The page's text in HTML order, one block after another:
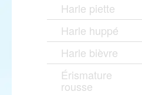
Harle piette
Harle huppé
Harle bièvre
Érismature
rousse